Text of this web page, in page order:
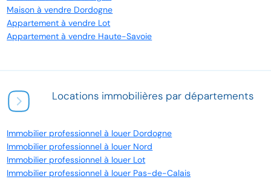
Maison à vendre Dordogne
Appartement à vendre Lot
Appartement à vendre Haute-Savoie
Locations immobilières par départements
Immobilier professionnel à louer Dordogne
Immobilier professionnel à louer Nord
Immobilier professionnel à louer Lot
Immobilier professionnel à louer Pas-de-Calais